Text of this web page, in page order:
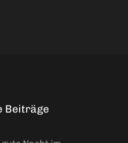
Beiträge